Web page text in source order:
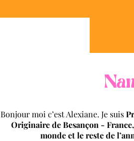
Bonjour moi c’est Alexiane. Je suis
Originaire de Besançon -
monde et le reste de